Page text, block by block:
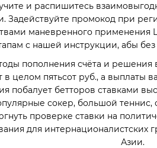
и распишитесь
промокод при
маневренного применения
с нашей инструкции, абы
пополнения счёта и
целом пятьсот руб., а выплаты
бетторов ставками
сокер, большой
проверке ставки на
для интернационалистских
Азии.